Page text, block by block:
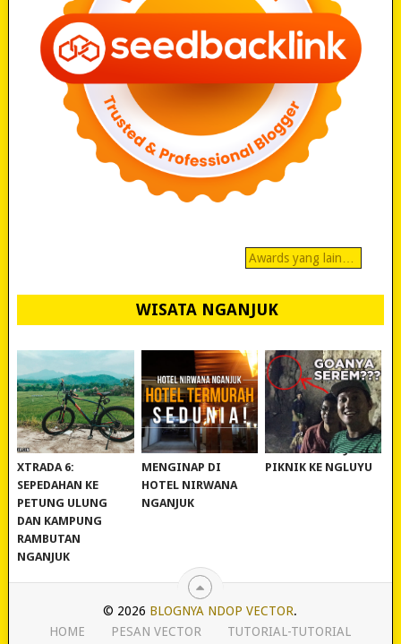
Awards yang lain…
WISATA NGANJUK
REVIEW POLYGON
XTRADA 6:
SEPEDAHAN KE
PETUNG ULUNG
DAN KAMPUNG
RAMBUTAN
NGANJUK
MURAH BANGET!
MENGINAP DI
HOTEL NIRWANA
NGANJUK
WISATA NGANJUK:
PIKNIK KE NGLUYU
© 2026 BLOGNYA NDOP VECTOR.
HOME
PESAN VECTOR TUTORIAL-TUTORIAL